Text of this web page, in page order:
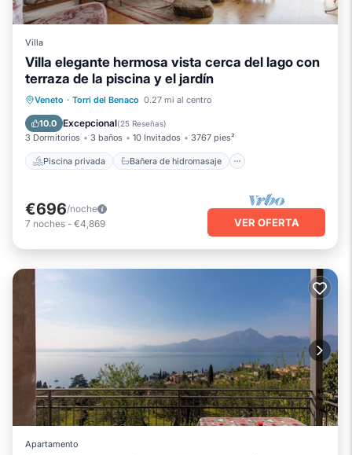
Villa
Villa elegante hermosa vista cerca del lago con
terraza de la piscina y el jardín
Veneto · Torri del Benaco 0.27 mi al centro
10.0 Excepcional(25 Reseñas)
3 Dormitorios 3 baños 10 Invitados 3767 pies²
Piscina privada Bañera de hidromasaje
Piscina privada
Bañera de hidromasaje
Chimenea/Calefacción
€696/noche
7 noches - €4,869 VER OFERTA
Apartamento